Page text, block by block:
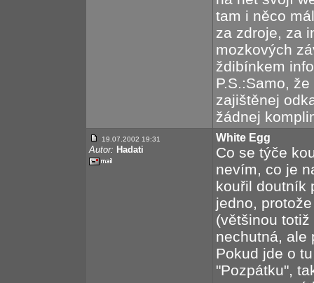
tam i něco
za zdroje, za
mozkových
ždibínkem
P.S.:Samo,
zajištěnej
žádnej
19.07.2002 19:31
Autor: Hadati
White Egg
Co se týče
nevím, co je
kouřil doutník
jedno,
(většinou
nechutná, ale
Pokud jde o
"Pozpátku",